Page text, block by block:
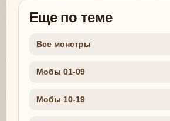
Еще по теме
Все монстры
Мобы 01-09
Мобы 10-19